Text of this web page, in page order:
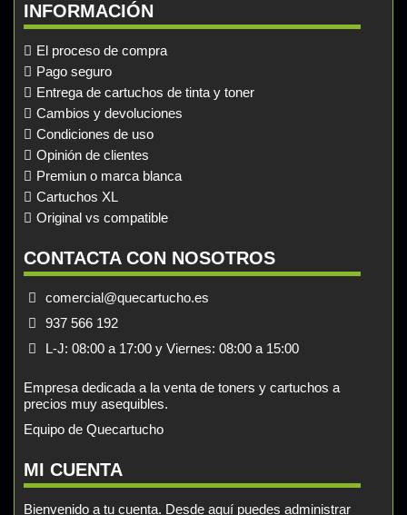
INFORMACIÓN
El proceso de compra
Pago seguro
Entrega de cartuchos de tinta y toner
Cambios y devoluciones
Condiciones de uso
Opinión de clientes
Premiun o marca blanca
Cartuchos XL
Original vs compatible
CONTACTA CON NOSOTROS
comercial@quecartucho.es
937 566 192
L-J: 08:00 a 17:00 y Viernes: 08:00 a 15:00
Empresa dedicada a la venta de toners y cartuchos a
precios muy asequibles.
Equipo de Quecartucho
MI CUENTA
Bienvenido a tu cuenta. Desde aquí puedes administrar